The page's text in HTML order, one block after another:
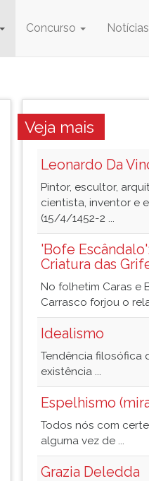
Concurso Notícias
Veja mais
Leonardo Da
Pintor, escultor,
cientista, inventor e
(15/4/1452-2 ...
'Bofe
Criatura das
No folhetim Caras e
Carrasco forjou o
Idealismo
Tendência filosófica
existência ...
Espelhismo
Todos nós com
alguma vez de ...
Grazia Deledda